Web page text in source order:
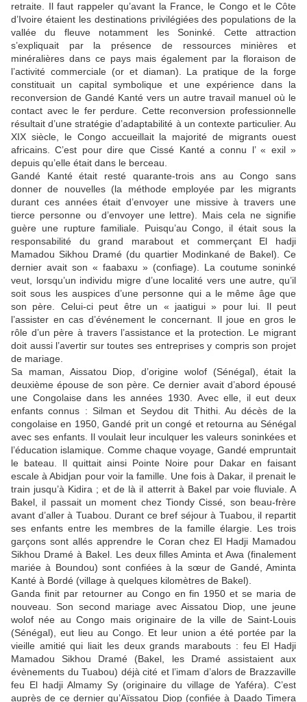
retraite. Il faut rappeler qu’avant la France, le Congo et le Côte
d’Ivoire étaient les destinations privilégiées des populations de la
vallée du fleuve notamment les Soninké. Cette attraction
s’expliquait par la présence de ressources minières et
minéralières dans ce pays mais également par la floraison de
l’activité commerciale (or et diaman). La pratique de la forge
constituait un capital symbolique et une expérience dans la
reconversion de Gandé Kanté vers un autre travail manuel où le
contact avec le fer perdure. Cette reconversion professionnelle
résultait d’une stratégie d’adaptabilité à un contexte particulier. Au
XIX siècle, le Congo accueillait la majorité de migrants ouest
africains. C’est pour dire que Cissé Kanté a connu l’ « exil »
depuis qu’elle était dans le berceau.
Gandé Kanté était resté quarante-trois ans au Congo sans
donner de nouvelles (la méthode employée par les migrants
durant ces années était d’envoyer une missive à travers une
tierce personne ou d’envoyer une lettre). Mais cela ne signifie
guère une rupture familiale. Puisqu’au Congo, il était sous la
responsabilité du grand marabout et commerçant El hadji
Mamadou Sikhou Dramé (du quartier Modinkané de Bakel). Ce
dernier avait son « faabaxu » (confiage). La coutume soninké
veut, lorsqu’un individu migre d’une localité vers une autre, qu’il
soit sous les auspices d’une personne qui a le même âge que
son père. Celui-ci peut être un « jaatigui » pour lui. Il peut
l’assister en cas d’événement le concernant. Il joue en gros le
rôle d’un père à travers l’assistance et la protection. Le migrant
doit aussi l’avertir sur toutes ses entreprises y compris son projet
de mariage.
Sa maman, Aissatou Diop, d’origine wolof (Sénégal), était la
deuxième épouse de son père. Ce dernier avait d’abord épousé
une Congolaise dans les années 1930. Avec elle, il eut deux
enfants connus : Silman et Seydou dit Thithi. Au décès de la
congolaise en 1950, Gandé prit un congé et retourna au Sénégal
avec ses enfants. Il voulait leur inculquer les valeurs soninkées et
l’éducation islamique. Comme chaque voyage, Gandé empruntait
le bateau. Il quittait ainsi Pointe Noire pour Dakar en faisant
escale à Abidjan pour voir la famille. Une fois à Dakar, il prenait le
train jusqu’à Kidira ; et de là il atterrit à Bakel par voie fluviale. A
Bakel, il passait un moment chez Tiondy Cissé, son beau-frère
avant d’aller à Tuabou. Durant ce bref séjour à Tuabou, il repartit
ses enfants entre les membres de la famille élargie. Les trois
garçons sont allés apprendre le Coran chez El Hadji Mamadou
Sikhou Dramé à Bakel. Les deux filles Aminta et Awa (finalement
mariée à Boundou) sont confiées à la sœur de Gandé, Aminta
Kanté à Bordé (village à quelques kilomètres de Bakel).
Ganda finit par retourner au Congo en fin 1950 et se maria de
nouveau. Son second mariage avec Aissatou Diop, une jeune
wolof née au Congo mais originaire de la ville de Saint-Louis
(Sénégal), eut lieu au Congo. Et leur union a été portée par la
vieille amitié qui liait les deux grands marabouts : feu El Hadji
Mamadou Sikhou Dramé (Bakel, les Dramé assistaient aux
évènements du Tuabou) déjà cité et l’imam d’alors de Brazzaville
feu El hadji Almamy Sy (originaire du village de Yaféra). C’est
auprès de ce dernier qu’Aïssatou Diop (confiée à Daado Timera